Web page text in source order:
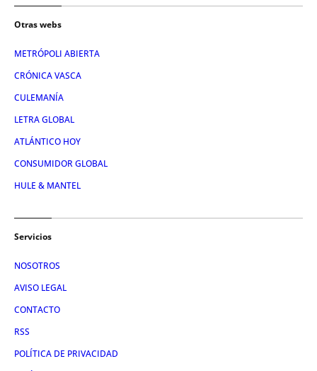
Otras webs
METRÓPOLI ABIERTA
CRÓNICA VASCA
CULEMANÍA
LETRA GLOBAL
ATLÁNTICO HOY
CONSUMIDOR GLOBAL
HULE & MANTEL
Servicios
NOSOTROS
AVISO LEGAL
CONTACTO
RSS
POLÍTICA DE PRIVACIDAD